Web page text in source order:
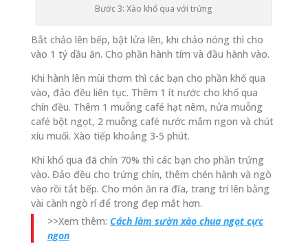
Bước 3: Xào khổ qua với trứng
Bắt chảo lên bếp, bật lửa lên, khi chảo nóng thì cho
vào 1 tý dầu ăn. Cho phần hành tím và đầu hành vào.
Khi hành lên mùi thơm thì các bạn cho phần khổ qua
vào, đảo đều liên tục. Thêm 1 ít nước cho khổ qua
chín đều. Thêm 1 muỗng café hạt nêm, nửa muỗng
café bột ngọt, 2 muỗng café nước mắm ngon và chút
xíu muối. Xào tiếp khoảng 3-5 phút.
Khi khổ qua đã chín 70% thì các bạn cho phần trứng
vào. Đảo đều cho trứng chín, thêm chén hành và ngò
vào rồi tắt bếp. Cho món ăn ra đĩa, trang trí lên bằng
vài cành ngò rí để trong đẹp mắt hơn.
>>Xem thêm: Cách làm sườn xào chua ngọt cực
ngon